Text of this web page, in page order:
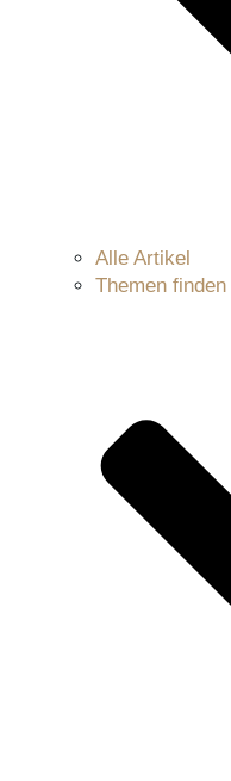
Alle Artikel
Themen finden